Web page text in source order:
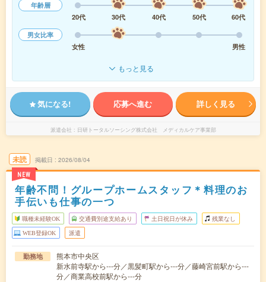
年齢層
20代
30代 40代 50代
60代
男女比率
女性
男性
もっと見る
気になる! 応募へ進む 詳しく見る
派遣会社 日研トータルソーシング株式会社 メディカルケア事業部
未読
NEW
掲載日 2026/08/04
年齢不問！グループホームスタッフ＊料理のお
手伝いも仕事の一つ
職種未経験OK 交通費別途支給あり 土日祝日が休み 残業なし
WEB登録OK 派遣
勤務地
熊本市中央区
新水前寺駅から---分／黒髪町駅から---分／藤崎宮前駅から---
分／商業高校前駅から---分